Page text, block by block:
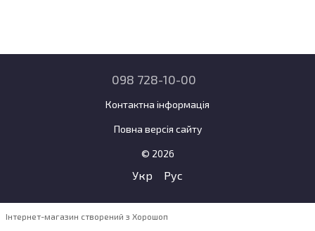
098 728-10-00
Контактна інформація
Повна версія сайту
© 2026
Укр Рус
Інтернет-магазин створений з Хорошоп